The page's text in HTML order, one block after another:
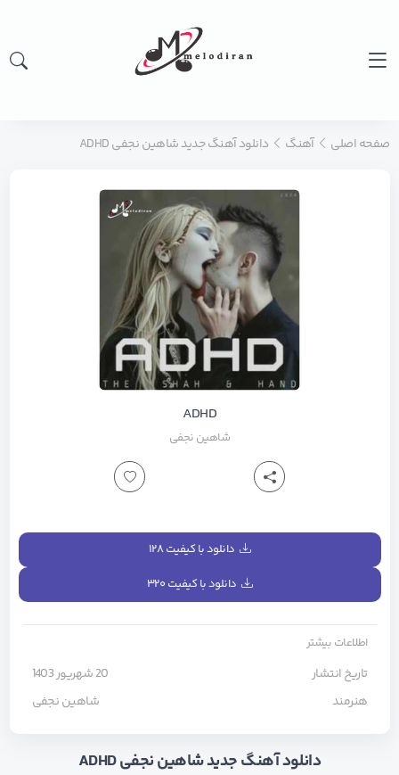
صفحه اصلی آهنگ دانلود آهنگ جدید شاهین نجفی ADHD
ADHD
شاهین نجفی
دانلود با کیفیت ۱۲۸
دانلود با کیفیت ۳۲۰
اطلاعات بیشتر
تاریخ انتشار
20 شهریور 1403
هنرمند
شاهین نجفی
دانلود آهنگ جدید شاهین نجفی ADHD